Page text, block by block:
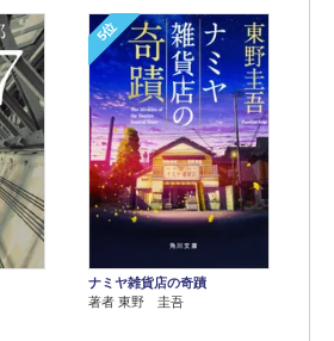
5位
ナミヤ雑貨店の奇蹟
著者 東野 圭吾